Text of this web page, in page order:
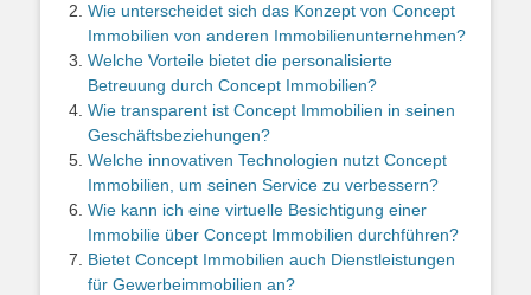
Wie unterscheidet sich das Konzept von Concept
Immobilien von anderen Immobilienunternehmen?
Welche Vorteile bietet die personalisierte
Betreuung durch Concept Immobilien?
Wie transparent ist Concept Immobilien in seinen
Geschäftsbeziehungen?
Welche innovativen Technologien nutzt Concept
Immobilien, um seinen Service zu verbessern?
Wie kann ich eine virtuelle Besichtigung einer
Immobilie über Concept Immobilien durchführen?
Bietet Concept Immobilien auch Dienstleistungen
für Gewerbeimmobilien an?